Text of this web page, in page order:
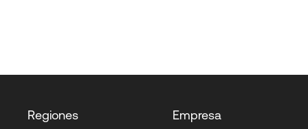
Regiones Empresa